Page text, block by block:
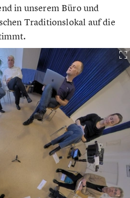
in unserem Büro und
Traditionslokal auf die